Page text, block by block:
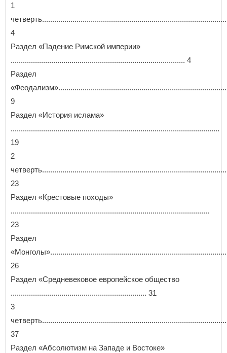
1
4
Раздел «Падение Римской империи»
...................................................................................... 4
Раздел
9
Раздел «История ислама»
.......................................................................................................
19
2
23
Раздел «Крестовые походы»
..................................................................................................
23
Раздел
26
Раздел «Средневековое европейское общество
................................................................... 31
3
37
Раздел «Абсолютизм на Западе и Востоке»